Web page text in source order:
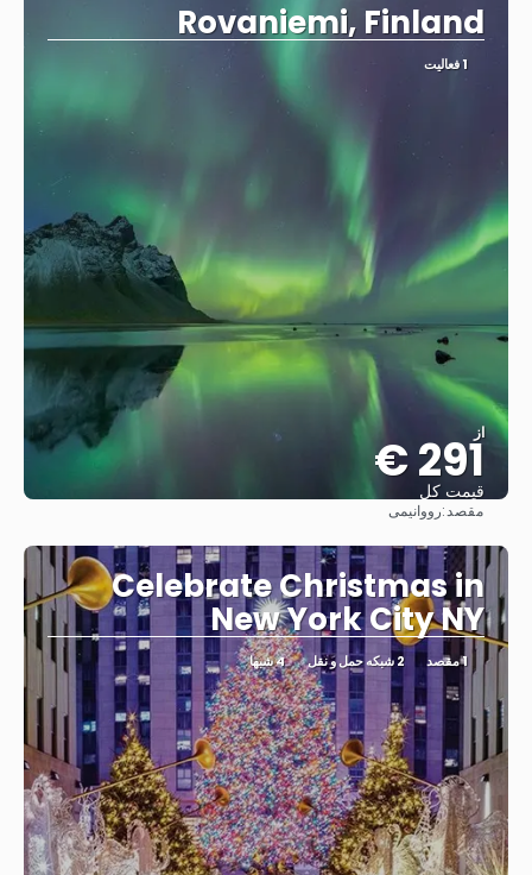
Rovaniemi, Finland
1 فعالیت
از
291 €
قیمت کل
مقصد:رووانیمی
Celebrate Christmas in
New York City NY
1 مقصد 2 شبکه حمل و نقل 4 شبها